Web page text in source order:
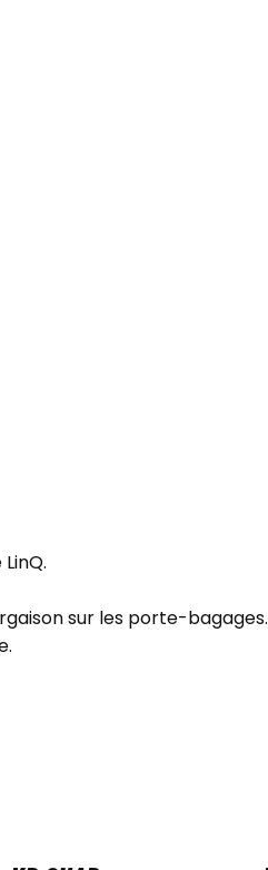
sur les porte-bagages.